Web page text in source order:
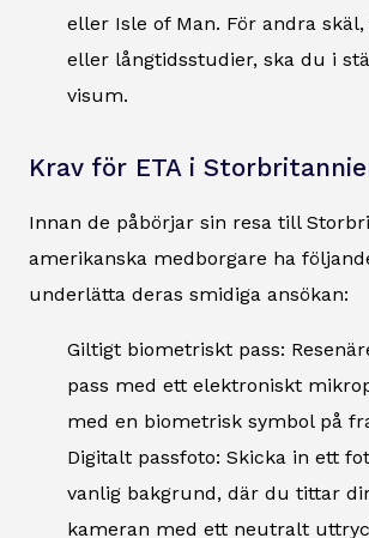
eller Isle of Man. För andra
eller långtidsstudier, ska du i
visum.
Krav för ETA i
Innan de påbörjar sin resa till
amerikanska medborgare ha
underlätta deras smidiga ansökan:
Giltigt biometriskt pass:
pass med ett elektroniskt
med en biometrisk symbol på
Digitalt passfoto: Skicka in ett
vanlig bakgrund, där du tittar
kameran med ett neutralt